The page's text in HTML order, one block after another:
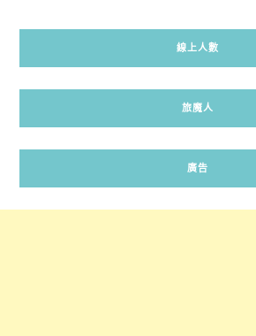
線上人數
旅魔人
廣告